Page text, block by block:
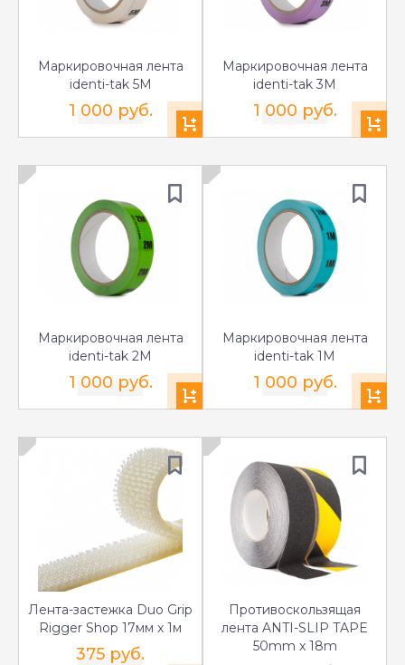
Маркировочная лента
identi-tak 5M
1 000 руб.
Маркировочная лента
identi-tak 3M
1 000 руб.
Маркировочная лента
identi-tak 2M
1 000 руб.
Маркировочная лента
identi-tak 1M
1 000 руб.
Лента-застежка Duo Grip
Rigger Shop 17мм x 1м
375 руб.
Противоскользящая
лента ANTI-SLIP TAPE
50mm x 18m